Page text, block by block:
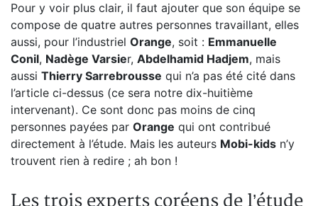
Pour y voir plus clair, il faut ajouter que son équipe se
compose de quatre autres personnes travaillant, elles
aussi, pour l’industriel Orange, soit : Emmanuelle
Conil, Nadège Varsier, Abdelhamid Hadjem, mais
aussi Thierry Sarrebrousse qui n’a pas été cité dans
l’article ci-dessus (ce sera notre dix-huitième
intervenant). Ce sont donc pas moins de cinq
personnes payées par Orange qui ont contribué
directement à l’étude. Mais les auteurs Mobi-kids n’y
trouvent rien à redire ; ah bon !
Les trois experts coréens de l’étude